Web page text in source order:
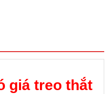
giá treo thắt